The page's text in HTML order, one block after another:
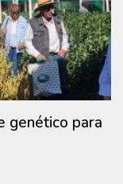
genético para